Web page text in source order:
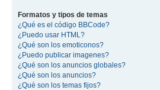
Formatos y tipos de temas
¿Qué es el código BBCode?
¿Puedo usar HTML?
¿Qué son los emoticonos?
¿Puedo publicar imagenes?
¿Qué son los anuncios globales?
¿Qué son los anuncios?
¿Qué son los temas fijos?